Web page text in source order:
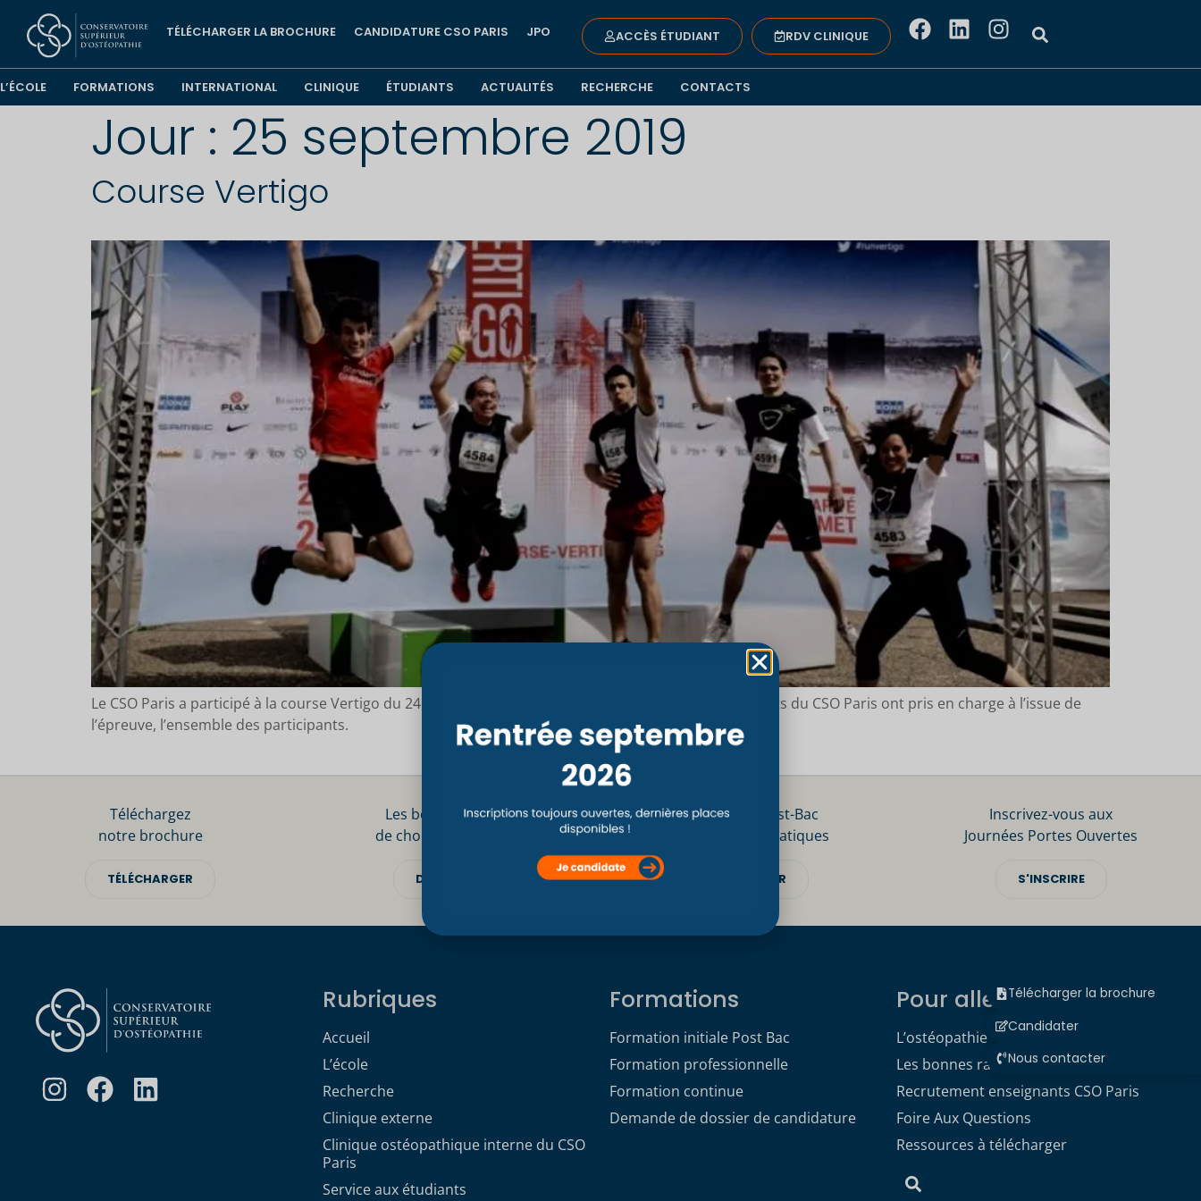
TÉLÉCHARGER LA BROCHURE CANDIDATURE CSO PARIS JPO ACCÈS ÉTUDIANT RDV CLINIQUE
Télécharger la brochure
Candidater
Nous contacter
L’ÉCOLE FORMATIONS INTERNATIONAL CLINIQUE ÉTUDIANTS ACTUALITÉS RECHERCHE CONTACTS
Jour : 25 septembre 2019
Course Vertigo
Le CSO Paris a participé à la course Vertigo du 24 septembre 2019 à la maison de la radio. Les étudiants du CSO Paris ont pris en charge à l’issue de
l’épreuve, l’ensemble des participants.
Téléchargez
notre brochure
TÉLÉCHARGER
Les bonnes raisons
de choisir le CSO Paris
DÉCOUVRIR
Inscription Post-Bac
Informations pratiques
DÉCOUVRIR
Inscrivez-vous aux
Journées Portes Ouvertes
S'INSCRIRE
Rubriques
Accueil
L’école
Recherche
Clinique externe
Clinique ostéopathique interne du CSO
Paris
Service aux étudiants
Formations
Formation initiale Post Bac
Formation professionnelle
Formation continue
Demande de dossier de candidature
Pour aller plus loin
L’ostéopathie
Les bonnes raisons de choisir le CSO
Recrutement enseignants CSO Paris
Foire Aux Questions
Ressources à télécharger